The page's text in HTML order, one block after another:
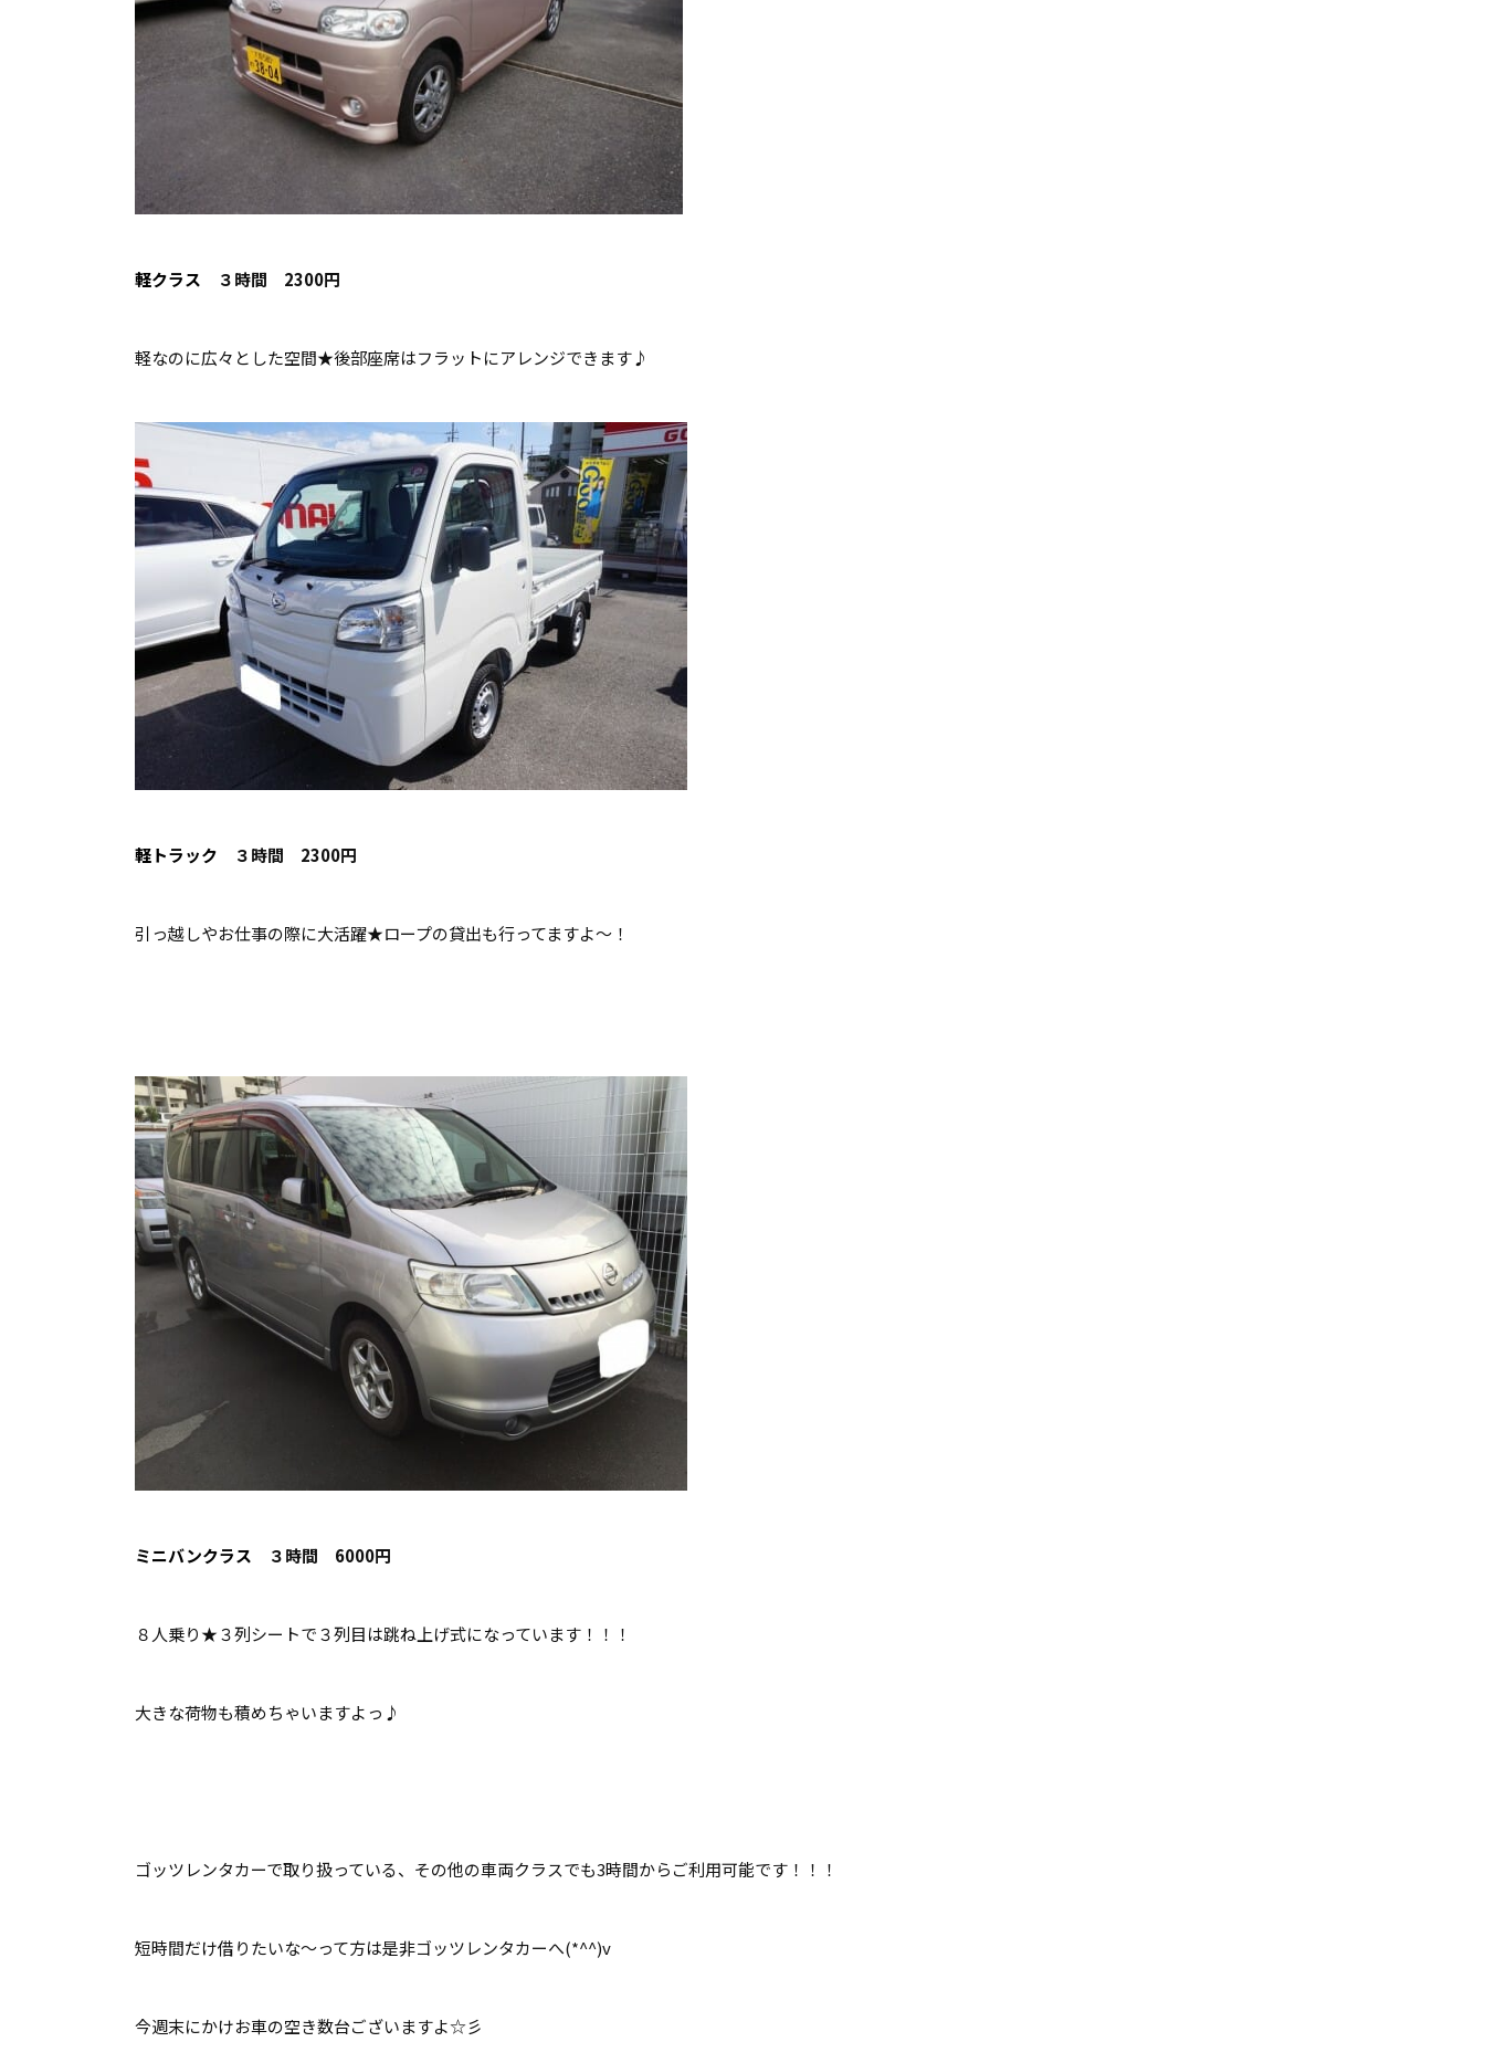
軽クラス ３時間 2300円
軽なのに広々とした空間★後部座席はフラットにアレンジできます♪
軽トラック ３時間 2300円
引っ越しやお仕事の際に大活躍★ロープの貸出も行ってますよ～！
ミニバンクラス ３時間 6000円
８人乗り★３列シートで３列目は跳ね上げ式になっています！！！
大きな荷物も積めちゃいますよっ♪
ゴッツレンタカーで取り扱っている、その他の車両クラスでも3時間からご利用可能です！！！
短時間だけ借りたいな～って方は是非ゴッツレンタカーへ(*^^)v
今週末にかけお車の空き数台ございますよ☆彡